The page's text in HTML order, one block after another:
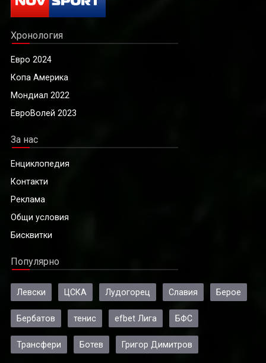
Хронология
Евро 2024
Копа Америка
Мондиал 2022
ЕвроВолей 2023
За нас
Енциклопедия
Контакти
Реклама
Общи условия
Бисквитки
Популярно
Левски ЦСКА Лудогорец Славия Берое
Бербатов тенис efbet Лига БФС
Трансфери Ботев Григор Димитров